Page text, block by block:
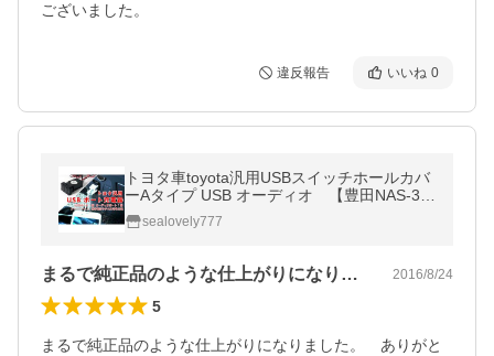
ございました。
違反報告 いいね 0
トヨタ車toyota汎用USBスイッチホールカバ
ーAタイプ USB オーディオ 【豊田NAS-30
2】sealovely777
まるで純正品のような仕上がりになりまし… 2016/8/24
5
まるで純正品のような仕上がりになりました。　ありがと